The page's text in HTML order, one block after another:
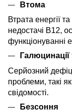
Втома
Втрата енергії
недостачі B12,
функціонуванні
Серйозний
проблеми, такі
свідомості.
Безсоння